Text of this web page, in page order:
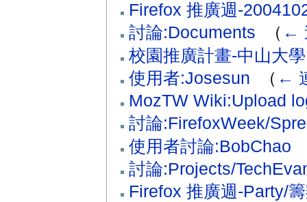
Firefox 推廣週-
討論:Documents
（ ←
校園推廣計畫-中山大學
使用者:Josesun
（ ←
MozTW Wiki:Upload
討論:FirefoxWeek/
使用者討論:BobChao
討論:Projects/
Firefox 推廣週-Party/